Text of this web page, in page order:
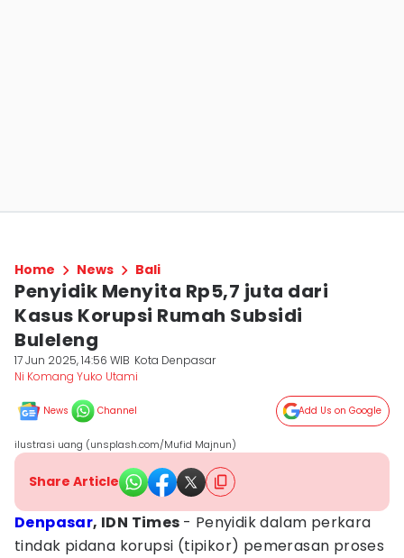
Home News Bali
Penyidik Menyita Rp5,7 juta dari
Kasus Korupsi Rumah Subsidi
Buleleng
17 Jun 2025, 14:56 WIB Kota Denpasar
Ni Komang Yuko Utami
News Channel Add Us on Google
ilustrasi uang (unsplash.com/Mufid Majnun)
Share Article
Denpasar, IDN Times - Penyidik dalam perkara
tindak pidana korupsi (tipikor) pemerasan proses